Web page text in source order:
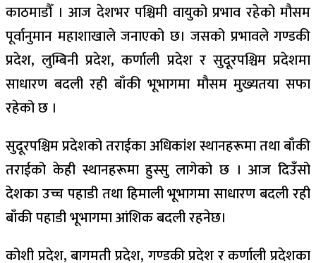
काठमाडौँ । आज देशभर पश्चिमी वायुको प्रभाव रहेको मौसम
पूर्वानुमान महाशाखाले जनाएको छ। जसको प्रभावले गण्डकी
प्रदेश, लुम्बिनी प्रदेश, कर्णाली प्रदेश र सुदूरपश्चिम प्रदेशमा
साधारण बदली रही बाँकी भूभागमा मौसम मुख्यतया सफा
रहेको छ ।
सुदूरपश्चिम प्रदेशको तराईका अधिकांश स्थानहरूमा तथा बाँकी
तराईको केही स्थानहरूमा हुस्सु लागेको छ । आज दिउँसो
देशका उच्च पहाडी तथा हिमाली भूभागमा साधारण बदली रही
बाँकी पहाडी भूभागमा आंशिक बदली रहनेछ।
कोशी प्रदेश, बागमती प्रदेश, गण्डकी प्रदेश र कर्णाली प्रदेशका